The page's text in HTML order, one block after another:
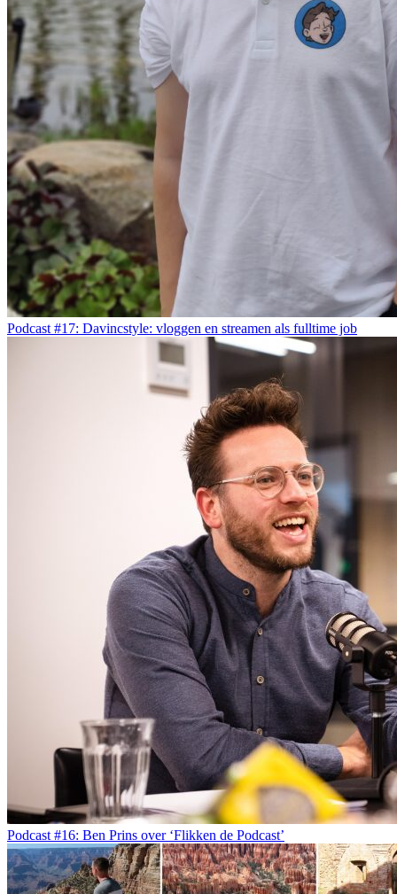
Podcast #17: Davincstyle: vloggen en streamen als fulltime job
Podcast #16: Ben Prins over ‘Flikken de Podcast’